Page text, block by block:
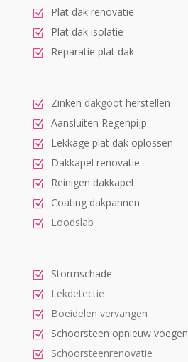
Plat dak renovatie
Plat dak isolatie
Reparatie plat dak
Zinken dakgootherstellen
Aansluiten Regenpijp
Lekkage plat dak oplossen
Dakkapel renovatie
Reinigen dakkapel
Coating dakpannen
Loodslab
Stormschade
Lekdetectie
Boeidelen vervangen
Schoorsteen opnieuw voegen
Schoorsteenrenovatie